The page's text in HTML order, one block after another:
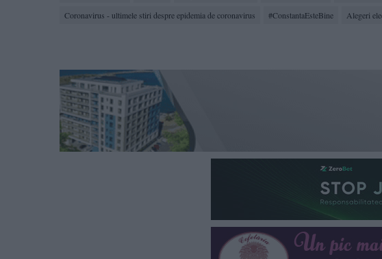
Coronavirus - ultimele stiri despre epidemia de coronavirus
#ConstantaEsteBine Alegeri